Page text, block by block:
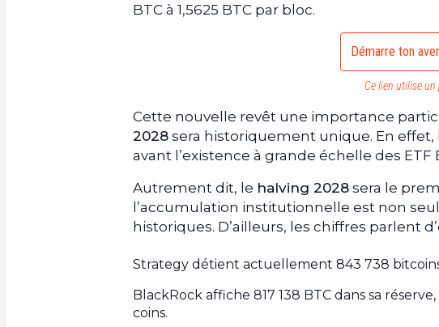
BTC à 1,5625 BTC par bloc.
Démarre ton
Ce lien utilise un
Cette nouvelle revêt une importance
2028 sera historiquement unique. En
avant l’existence à grande échelle des
Autrement dit, le halving 2028 sera le
l’accumulation institutionnelle est non
historiques. D’ailleurs, les chiffres parlent
Strategy détient actuellement 843 738
BlackRock affiche 817 138 BTC dans sa
coins.